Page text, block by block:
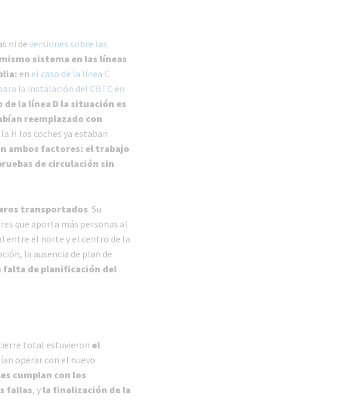
ni de versiones sobre las
sistema en las líneas
en el caso de la línea C
la instalación del CBTC en
de la línea D la situación es
reemplazado con
H los coches ya estaban
ambos factores: el trabajo
de circulación sin
transportados. Su
que aporta más personas al
el norte y el centro de la
la ausencia de plan de
falta de planificación del
total estuvieron el
operar con el nuevo
cumplan con los
fallas, y la finalización de la